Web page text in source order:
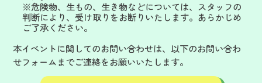
※危険物、生もの、生き物などについては、スタッフの
判断により、受け取りをお断りいたします。あらかじめ
ご了承ください。
本イベントに関してのお問い合わせは、以下のお問い合わ
せフォームまでご連絡をお願いいたします。